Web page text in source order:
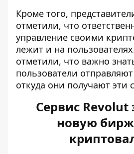
Кроме того,
отметили, что
управление своими
лежит и на
отметили, что важно
пользователи
откуда они получают эти
Сервис Revolut
новую